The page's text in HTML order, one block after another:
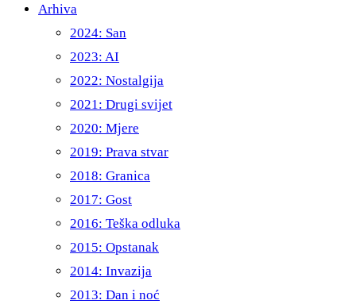
Arhiva
2024: San
2023: AI
2022: Nostalgija
2021: Drugi svijet
2020: Mjere
2019: Prava stvar
2018: Granica
2017: Gost
2016: Teška odluka
2015: Opstanak
2014: Invazija
2013: Dan i noć